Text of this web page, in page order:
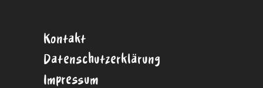
Kontakt
Datenschutzerklärung
Impressum